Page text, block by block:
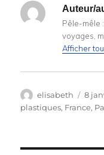
Auteur/
Pêle-mêle
voyages,
Afficher
Auteur
elisabeth
le
8
plastiques, France,